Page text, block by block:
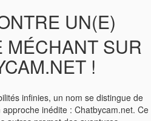
UN(E)
MÉCHANT SUR
!
infinies, un nom se distingue de
inédite : Chatbycam.net. Ce